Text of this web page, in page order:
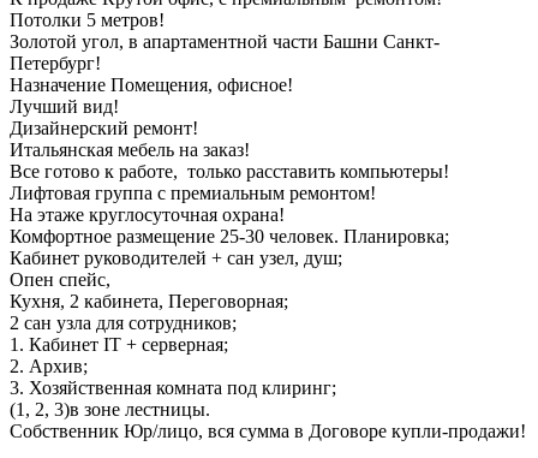
Потолки 5 метров!
Золотой угол, в апартаментной части Башни Санкт-
Петербург!
Назначение Помещения, офисное!
Лучший вид!
Дизайнерский ремонт!
Итальянская мебель на заказ!
Все готово к работе, только расставить компьютеры!
Лифтовая группа с премиальным ремонтом!
На этаже круглосуточная охрана!
Комфортное размещение 25-30 человек. Планировка;
Кабинет руководителей + сан узел, душ;
Опен спейс,
Кухня, 2 кабинета, Переговорная;
2 сан узла для сотрудников;
1. Кабинет IT + серверная;
2. Архив;
3. Хозяйственная комната под клиринг;
(1, 2, 3)в зоне лестницы.
Собственник Юр/лицо, вся сумма в Договоре купли-продажи!